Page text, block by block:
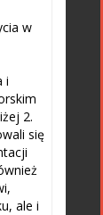
w
i
2.
się
ale i